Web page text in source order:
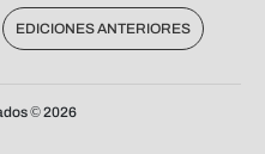
EDICIONES ANTERIORES
©2026